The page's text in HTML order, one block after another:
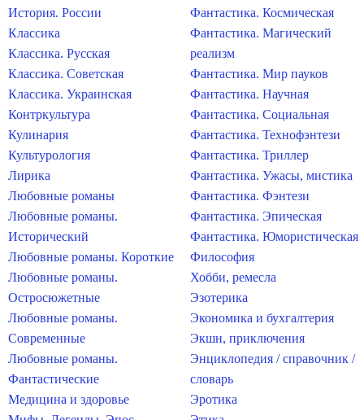
История. России
Классика
Классика. Русская
Классика. Советская
Классика. Украинская
Контркультура
Кулинария
Культурология
Лирика
Любовные романы
Любовные романы.
Исторический
Любовные романы. Короткие
Любовные романы.
Остросюжетные
Любовные романы.
Современные
Любовные романы.
Фантастические
Медицина и здоровье
Фантастика. Космическая
Фантастика. Магический
реализм
Фантастика. Мир пауков
Фантастика. Научная
Фантастика. Социальная
Фантастика. Технофэнтези
Фантастика. Триллер
Фантастика. Ужасы, мистика
Фантастика. Фэнтези
Фантастика. Эпическая
Фантастика. Юмористическая
Философия
Хобби, ремесла
Эзотерика
Экономика и бухгалтерия
Экшн, приключения
Энциклопедия / справочник /
словарь
Эротика